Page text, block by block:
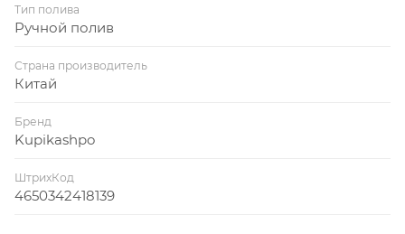
Тип полива
Ручной полив
Страна производитель
Китай
Бренд
Kupikashpo
ШтрихКод
4650342418139